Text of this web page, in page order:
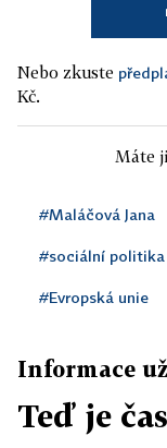
Nebo zkuste
Kč.
Máte
#Maláčová Jana
#sociální politika
#Evropská unie
Informace
Teď je